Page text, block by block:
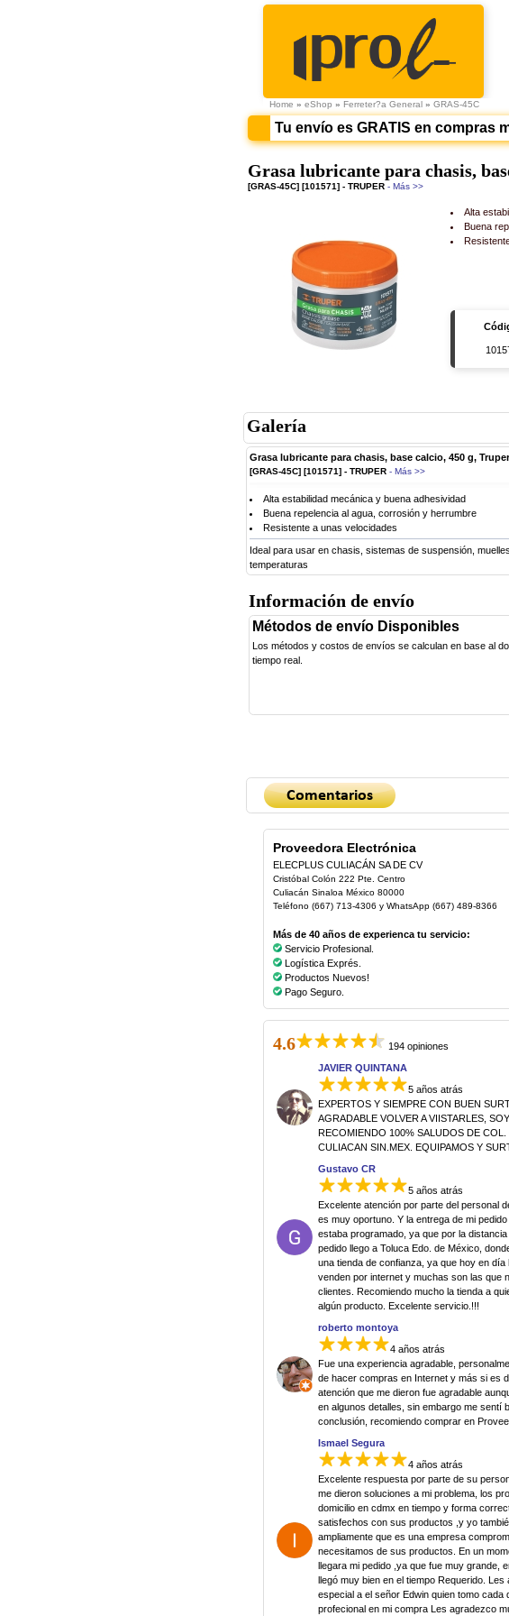
Home » eShop » Ferreter?a General » GRAS-45C
Tu envío es GRATIS en compras
Grasa lubricante para chasis,
[GRAS-45C] [101571] - TRUPER- Más >>
Alta
Buena
Galería
Grasa lubricante para chasis, base calcio, 450 g, Truper
[GRAS-45C] [101571] - TRUPER- Más >>
Alta estabilidad mecánica y buena adhesividad
Buena repelencia al agua, corrosión y herrumbre
Resistente a unas velocidades
Ideal para usar en chasis, sistemas de suspensión,
temperaturas
Información de envío
Métodos de envío Disponibles
Los métodos y costos de envíos se calculan en base al
tiempo real.
Proveedora Electrónica
ELECPLUS CULIACÁN SA DE CV
Cristóbal Colón 222 Pte. Centro
Culiacán Sinaloa México 80000
Teléfono (667) 713-4306 y WhatsApp (667) 489-8366
Más de 40 años de experienca tu servicio:
Servicio Profesional.
Logística Exprés.
Productos Nuevos!
Pago Seguro.
4.6
194 opiniones
JAVIER QUINTANA
5 años atrás
EXPERTOS Y SIEMPRE CON BUEN
AGRADABLE VOLVER A VIISTARLES,
RECOMIENDO 100% SALUDOS DE COL.
CULIACAN SIN.MEX. EQUIPAMOS Y
Gustavo CR
5 años atrás
Excelente atención por parte del personal
es muy oportuno. Y la entrega de mi
estaba programado, ya que por la
pedido llego a Toluca Edo. de México,
una tienda de confianza, ya que hoy en
venden por internet y muchas son las que
clientes. Recomiendo mucho la tienda a
algún producto. Excelente servicio.!!!
roberto montoya
4 años atrás
Fue una experiencia agradable,
de hacer compras en Internet y más si es
atención que me dieron fue agradable
en algunos detalles, sin embargo me sentí
conclusión, recomiendo comprar en
Ismael Segura
4 años atrás
Excelente respuesta por parte de su
me dieron soluciones a mi problema, los
domicilio en cdmx en tiempo y forma
satisfechos con sus productos ,y yo
ampliamente que es una empresa
necesitamos de sus productos. En un
llegara mi pedido ,ya que fue muy grande,
llegó muy bien en el tiempo Requerido.
especial a el señor Edwin quien tomo cada
profecional en mi compra Les agradezco